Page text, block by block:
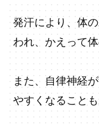
発汗により、体
われ、かえって
また、自律神経
やすくなることも